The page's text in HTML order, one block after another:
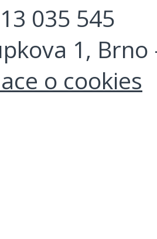
035 545
1,
o cookies